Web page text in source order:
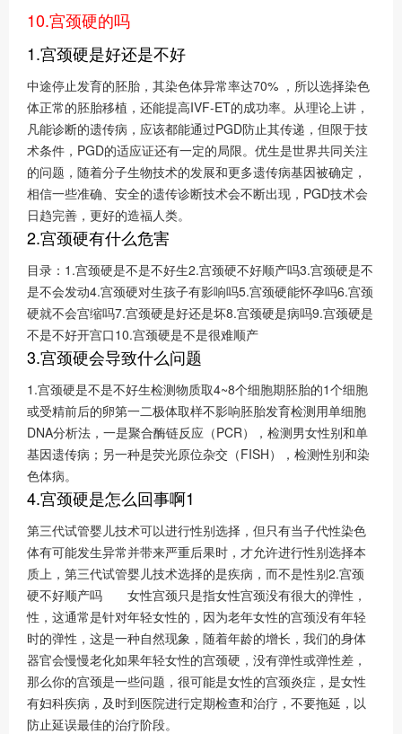
10.宫颈硬的吗
1.宫颈硬是好还是不好
中途停止发育的胚胎，其染色体异常率达70% ，所以选择染色
体正常的胚胎移植，还能提高IVF-ET的成功率。从理论上讲，
凡能诊断的遗传病，应该都能通过PGD防止其传递，但限于技
术条件，PGD的适应证还有一定的局限。优生是世界共同关注
的问题，随着分子生物技术的发展和更多遗传病基因被确定，
相信一些准确、安全的遗传诊断技术会不断出现，PGD技术会
日趋完善，更好的造福人类。
2.宫颈硬有什么危害
目录：1.宫颈硬是不是不好生2.宫颈硬不好顺产吗3.宫颈硬是不
是不会发动4.宫颈硬对生孩子有影响吗5.宫颈硬能怀孕吗6.宫颈
硬就不会宫缩吗7.宫颈硬是好还是坏8.宫颈硬是病吗9.宫颈硬是
不是不好开宫口10.宫颈硬是不是很难顺产
3.宫颈硬会导致什么问题
1.宫颈硬是不是不好生检测物质取4~8个细胞期胚胎的1个细胞
或受精前后的卵第一二极体取样不影响胚胎发育检测用单细胞
DNA分析法，一是聚合酶链反应（PCR），检测男女性别和单
基因遗传病；另一种是荧光原位杂交（FISH），检测性别和染
色体病。
4.宫颈硬是怎么回事啊1
第三代试管婴儿技术可以进行性别选择，但只有当子代性染色
体有可能发生异常并带来严重后果时，才允许进行性别选择本
质上，第三代试管婴儿技术选择的是疾病，而不是性别2.宫颈
硬不好顺产吗 女性宫颈只是指女性宫颈没有很大的弹性，
性，这通常是针对年轻女性的，因为老年女性的宫颈没有年轻
时的弹性，这是一种自然现象，随着年龄的增长，我们的身体
器官会慢慢老化如果年轻女性的宫颈硬，没有弹性或弹性差，
那么你的宫颈是一些问题，很可能是女性的宫颈炎症，是女性
有妇科疾病，及时到医院进行定期检查和治疗，不要拖延，以
防止延误最佳的治疗阶段。